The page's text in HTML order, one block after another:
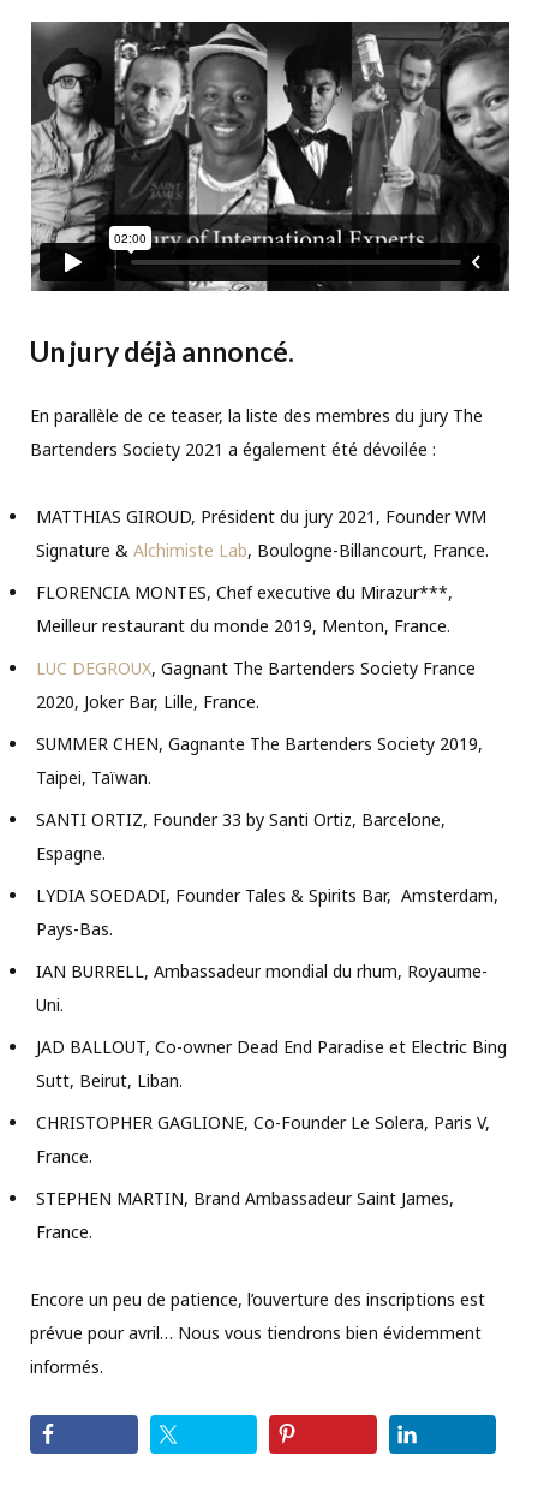
Un jury déjà annoncé.
En parallèle de ce teaser, la liste des membres du jury The
Bartenders Society 2021 a également été dévoilée :
MATTHIAS GIROUD, Président du jury 2021, Founder WM
Signature & Alchimiste Lab, Boulogne-Billancourt, France.
FLORENCIA MONTES, Chef executive du Mirazur***,
Meilleur restaurant du monde 2019, Menton, France.
LUC DEGROUX, Gagnant The Bartenders Society France
2020, Joker Bar, Lille, France.
SUMMER CHEN, Gagnante The Bartenders Society 2019,
Taipei, Taïwan.
SANTI ORTIZ, Founder 33 by Santi Ortiz, Barcelone,
Espagne.
LYDIA SOEDADI, Founder Tales & Spirits Bar, Amsterdam,
Pays-Bas.
IAN BURRELL, Ambassadeur mondial du rhum, Royaume-
Uni.
JAD BALLOUT, Co-owner Dead End Paradise et Electric Bing
Sutt, Beirut, Liban.
CHRISTOPHER GAGLIONE, Co-Founder Le Solera, Paris V,
France.
STEPHEN MARTIN, Brand Ambassadeur Saint James,
France.
Encore un peu de patience, l’ouverture des inscriptions est
prévue pour avril… Nous vous tiendrons bien évidemment
informés.